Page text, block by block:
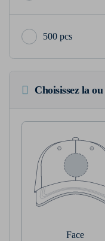
500 pcs
Choisissez la
Face